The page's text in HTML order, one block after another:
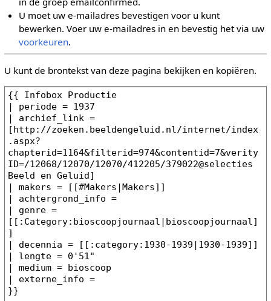
U moet uw e-mailadres bevestigen voor u kunt
bewerken. Voer uw e-mailadres in en bevestig het via uw
voorkeuren.
U kunt de brontekst van deze pagina bekijken en kopiëren.